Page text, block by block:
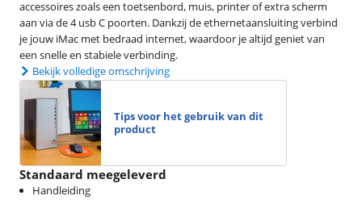
accessoires zoals een toetsenbord, muis, printer of extra scherm
aan via de 4 usb C poorten. Dankzij de ethernetaansluiting verbind
je jouw iMac met bedraad internet, waardoor je altijd geniet van
een snelle en stabiele verbinding.
Bekijk volledige omschrijving
Tips voor het gebruik van dit
product
Standaard meegeleverd
Handleiding